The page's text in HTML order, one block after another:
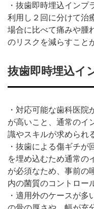
・抜歯即時埋込イン
利用し２回に分けて治
場合に比べて痛みや腫
のリスクを減らすこと
抜歯即時埋込イ
・対応可能な歯科医院
が高いこと、通常のイ
識やスキルが求められ
・抜歯による傷ギチが
を埋め込むため通常の
が必須なため、事前の
内の菌質のコントロー
・適用外のケースが